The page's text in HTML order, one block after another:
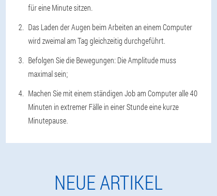
für eine Minute sitzen.
Das Laden der Augen beim Arbeiten an einem Computer
wird zweimal am Tag gleichzeitig durchgeführt.
Befolgen Sie die Bewegungen: Die Amplitude muss
maximal sein;
Machen Sie mit einem ständigen Job am Computer alle 40
Minuten in extremer Fälle in einer Stunde eine kurze
Minutepause.
NEUE ARTIKEL